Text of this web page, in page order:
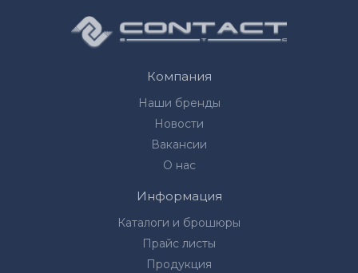
Компания
Наши бренды
Новости
Вакансии
О нас
Информация
Каталоги и брошюры
Прайс листы
Продукция